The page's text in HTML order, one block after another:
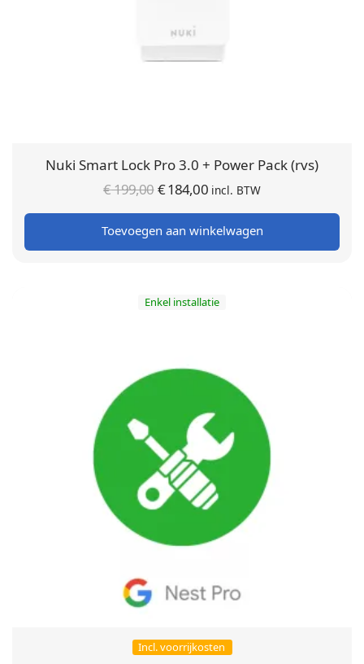
Nuki Smart Lock Pro 3.0 + Power Pack (rvs)
€199,00Oorspronkelijke
prijs was:
€ 199,00.
€184,00 Huidige
prijs is:
€ 184,00.
incl. BTW
Toevoegen aan winkelwagen
Enkel installatie
Incl. voorrijkosten